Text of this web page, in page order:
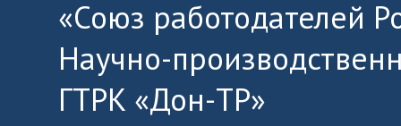
«Союз работодателей
Научно-
ГТРК «Дон-ТР»